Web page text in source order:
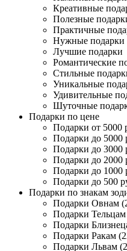
Креативные
Полезные
Практичные
Нужные подарки
Лучшие подарки
Романтические
Стильные
Уникальные
Удивительные
Шуточные
Подарки по цене
Подарки от 5000
Подарки до 5000
Подарки до 3000
Подарки до 2000
Подарки до 1000
Подарки до 500
Подарки по знакам
Подарки Овнам
Подарки
Подарки
Подарки Ракам
Подарки Львам